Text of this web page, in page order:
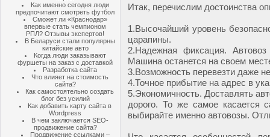
Как именно сегодня люди
предпочитают смотреть футбол
Сможет ли «Краснодар»
впервые стать чемпионом
РПЛ? Отзывы экспертов!
В Беларуси стали популярны
китайские авто
Когда люди заказывают
фуршеты на заказ с доставкой
Разработка сайта
Что влияет на стоимость
сайта?
Как самостоятельно создать
блог без усилий
Как добавить карту сайта в
Wordpress
В чем заключается SEO-
продвижение сайта?
Продвижение ссылками –
Итак, перечислим достоинства
1.Высочайший уровень
царапины.
2.Надежная фиксация.
Машина останется на своем
3.Возможность перевезти даже
4.Точное прибытие на адрес в
5.Экономичность. Доставлять
дорого. То же самое касается
выбирайте именно автовозы.